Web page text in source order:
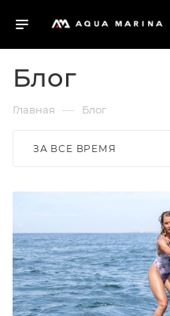
Блог
Главная — Блог
ЗА ВСЕ ВРЕМЯ